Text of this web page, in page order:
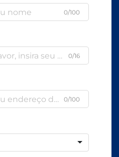
0/100
0/16
0/100